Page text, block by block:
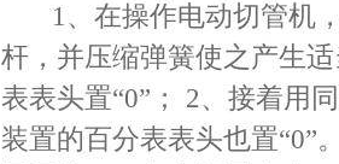
1、在操作电动切管机
杆，并压缩弹簧使之产生
表表头置“0”； 2、接着用
装置的百分表表头也置“0”